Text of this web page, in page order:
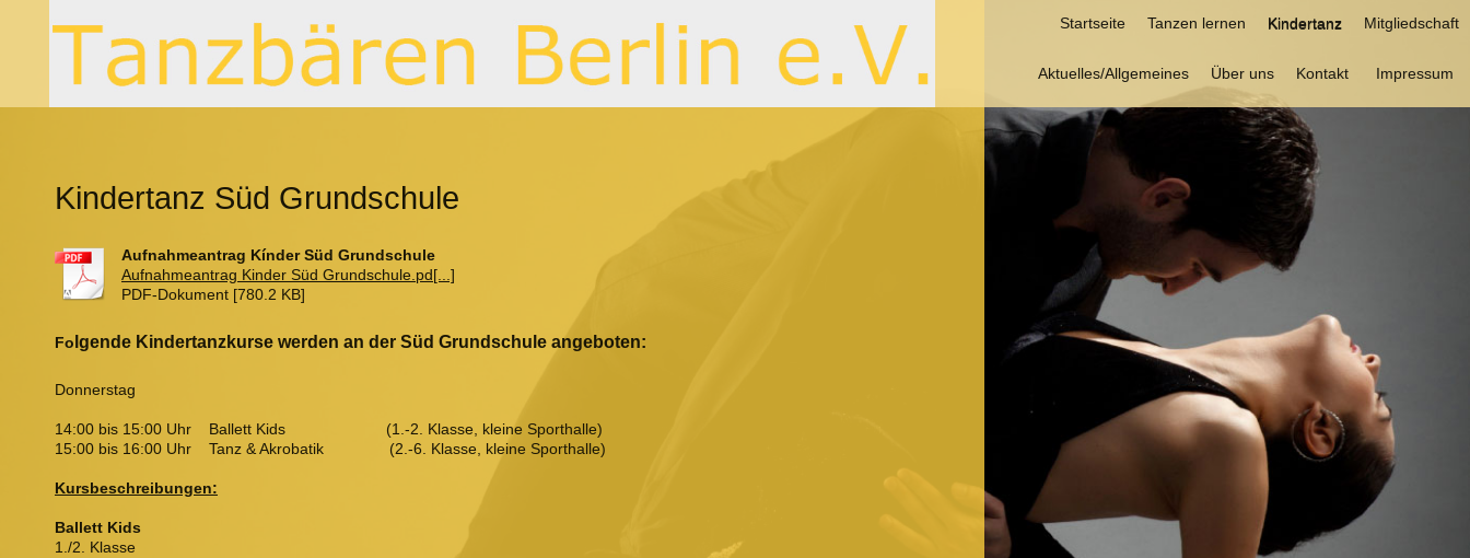
Startseite Tanzen lernen Kindertanz Mitgliedschaft
Aktuelles/Allgemeines Über uns Kontakt Impressum
Kindertanz Süd Grundschule
Aufnahmeantrag Kínder Süd Grundschule
Aufnahmeantrag Kinder Süd Grundschule.pd[...]
PDF-Dokument [780.2 KB]
Fo lgende Kindertanzkurse werden an der Süd Grundschule angeboten:
Donnerstag
14:00 bis 15:00 Uhr Ballett Kids (1.-2. Klasse, kleine Sporthalle)
15:00 bis 16:00 Uhr Tanz & Akrobatik (2.-6. Klasse, kleine Sporthalle)
Kursbeschreibungen:
Ballett Kids
1./2. Klasse